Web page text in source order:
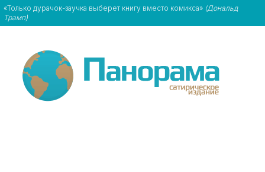
«Только дурачок-заучка выберет книгу вместо комикса» (Дональд
Трамп)